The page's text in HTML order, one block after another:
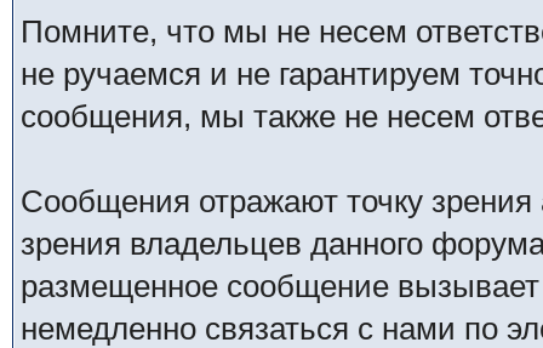
Помните, что мы не несем
не ручаемся и не гарантируем
сообщения, мы также не несем
Сообщения отражают точку зрения
зрения владельцев данного
размещенное сообщение
немедленно связаться с нами по